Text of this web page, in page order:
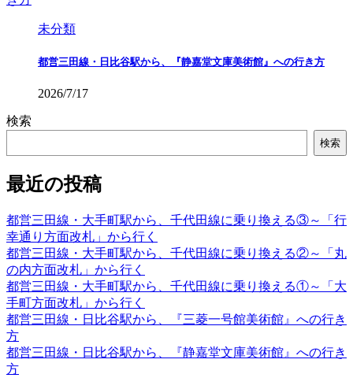
未分類
都営三田線・日比谷駅から、『静嘉堂文庫美術館』への行き方
2026/7/17
検索
検索
最近の投稿
都営三田線・大手町駅から、千代田線に乗り換える③～「行
幸通り方面改札」から行く
都営三田線・大手町駅から、千代田線に乗り換える②～「丸
の内方面改札」から行く
都営三田線・大手町駅から、千代田線に乗り換える①～「大
手町方面改札」から行く
都営三田線・日比谷駅から、『三菱一号館美術館』への行き
方
都営三田線・日比谷駅から、『静嘉堂文庫美術館』への行き
方